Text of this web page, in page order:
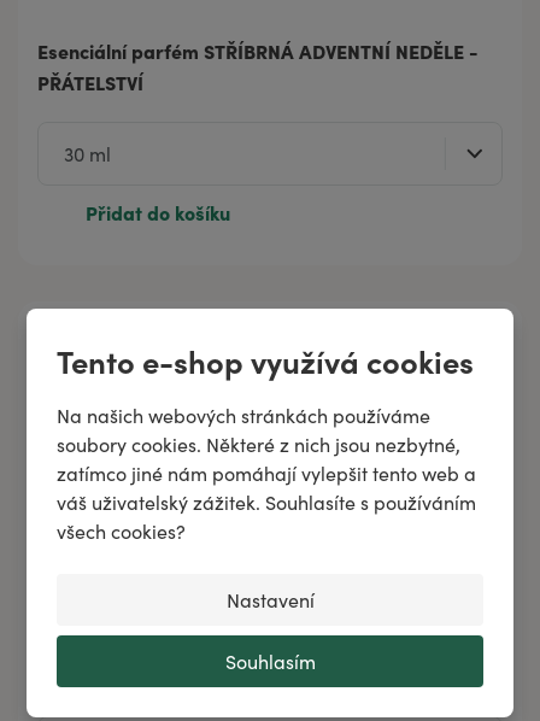
Tento e-shop využívá cookies
Na našich webových stránkách používáme
soubory cookies. Některé z nich jsou nezbytné,
zatímco jiné nám pomáhají vylepšit tento web a
váš uživatelský zážitek. Souhlasíte s používáním
všech cookies?
Nastavení
Souhlasím
Esenciální parfém STŘÍBRNÁ ADVENTNÍ NEDĚLE -
PŘÁTELSTVÍ
Přidat do košíku
Esenciální parfém ZLATÁ ADVENTNÍ NEDĚLE -